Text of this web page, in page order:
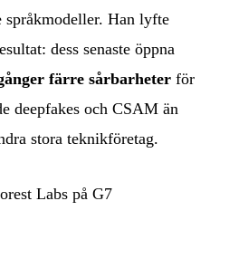
Han lyfte
dess senaste öppna
färre sårbarheter för
deepfakes och CSAM än
stora teknikföretag.
Labs på G7